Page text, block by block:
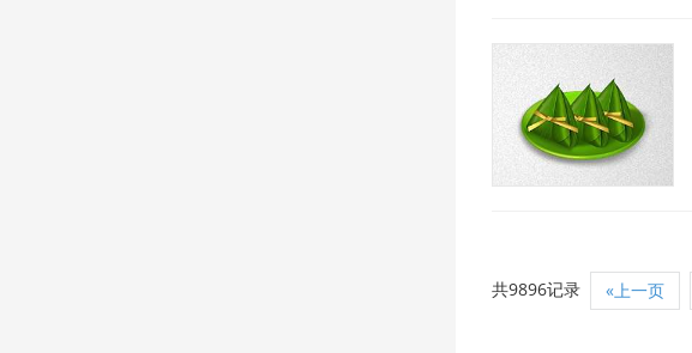
共9896记录 «上一页